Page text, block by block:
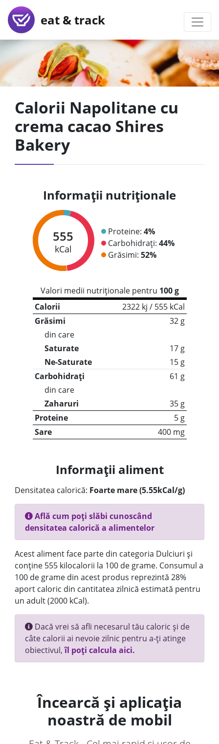
eat & track
Calorii Napolitane cu
crema cacao Shires
Bakery
Informații nutriționale
555
kCal
Proteine: 4%
Carbohidrați: 44%
Grăsimi: 52%
Valori medii nutriționale pentru 100 g
Calorii
2322 kj / 555 kCal
Grăsimi
32 g
din care
Saturate
17 g
Ne-Saturate
15 g
Carbohidrați
61 g
din care
Zaharuri
35 g
Proteine
5 g
Sare
400 mg
Informații aliment
Densitatea calorică: Foarte mare (5.55kCal/g)
Află cum poți slăbi cunoscând
densitatea calorică a alimentelor
Acest aliment face parte din categoria Dulciuri și
conține 555 kilocalorii la 100 de grame. Consumul a
100 de grame din acest produs reprezintă 28%
aport caloric din cantitatea zilnică estimată pentru
un adult (2000 kCal).
Dacă vrei să afli necesarul tău caloric și de
câte calorii ai nevoie zilnic pentru a-ți atinge
obiectivul,îl poți calcula aici.
Încearcă și aplicația
noastră de mobil